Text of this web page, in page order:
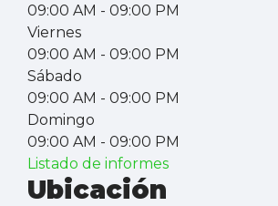
09:00 AM - 09:00 PM
Viernes
09:00 AM - 09:00 PM
Sábado
09:00 AM - 09:00 PM
Domingo
09:00 AM - 09:00 PM
Listado de informes
Ubicación